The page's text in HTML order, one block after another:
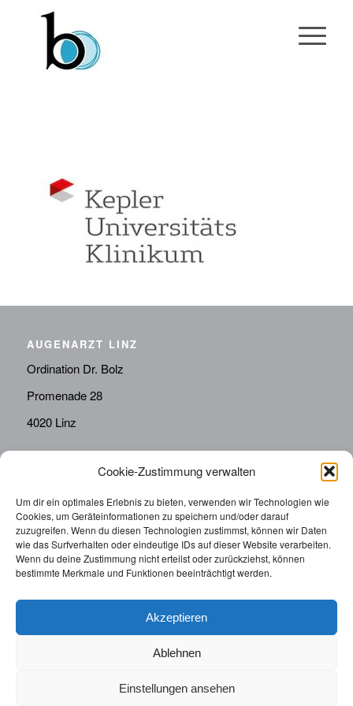
Cookie-Zustimmung verwalten
Um dir ein optimales Erlebnis zu bieten, verwenden wir Technologien wie
Cookies, um Geräteinformationen zu speichern und/oder darauf
zuzugreifen. Wenn du diesen Technologien zustimmst, können wir Daten
wie das Surfverhalten oder eindeutige IDs auf dieser Website verarbeiten.
Wenn du deine Zustimmung nicht erteilst oder zurückziehst, können
bestimmte Merkmale und Funktionen beeinträchtigt werden.
Akzeptieren
Ablehnen
Einstellungen ansehen
AUGENARZT LINZ
Ordination Dr. Bolz
Promenade 28
4020 Linz
Telefon:
0676814287655
sekretariat@drbolz.at
ORDINATIONSZEITEN
Telefonische Terminvereinbarung: Montag – Freitag von
© 2025 | Augenarzt Dr. Bolz |Impressum